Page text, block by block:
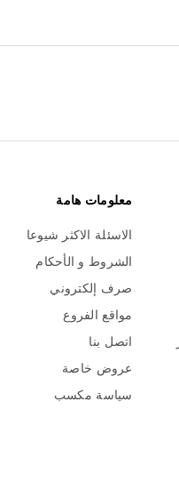
معلومات هامة
الاسئلة الاكثر شيوعا
الشروط و الأحكام
صرف إلكتروني
مواقع الفروع
اتصل بنا
عروض خاصة
سياسة مكسب